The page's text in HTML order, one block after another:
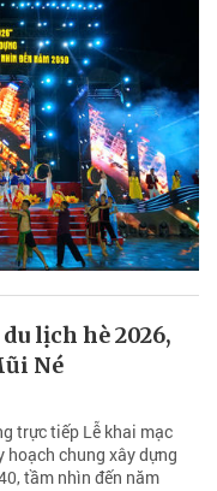
lịch hè 2026,
Né
trực tiếp Lễ khai mạc
hoạch chung xây dựng
tầm nhìn đến năm